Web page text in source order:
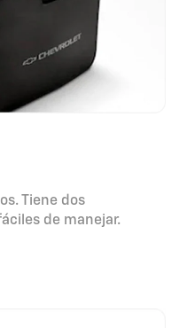
Tiene dos
de manejar.